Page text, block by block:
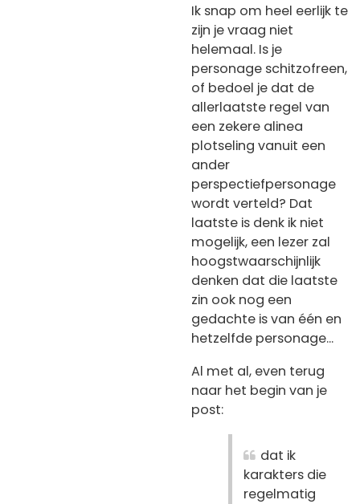
Ik snap om heel eerlijk te
zijn je vraag niet
helemaal. Is je
personage schitzofreen,
of bedoel je dat de
allerlaatste regel van
een zekere alinea
plotseling vanuit een
ander
perspectiefpersonage
wordt verteld? Dat
laatste is denk ik niet
mogelijk, een lezer zal
hoogstwaarschijnlijk
denken dat die laatste
zin ook nog een
gedachte is van één en
hetzelfde personage...
Al met al, even terug
naar het begin van je
post:
dat ik
karakters die
regelmatig